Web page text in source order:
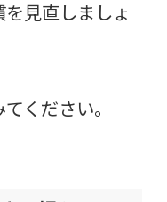
見直しましょ
ください。